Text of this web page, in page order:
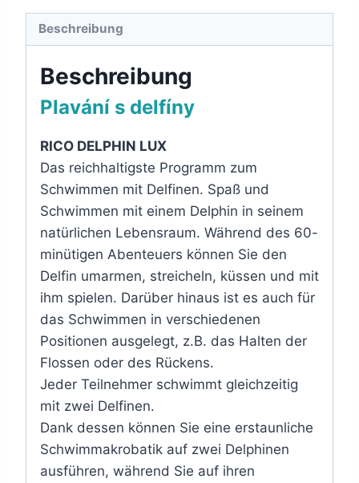
Beschreibung
Beschreibung
Plavání s delfíny
RICO DELPHIN LUX
Das reichhaltigste Programm zum
Schwimmen mit Delfinen. Spaß und
Schwimmen mit einem Delphin in seinem
natürlichen Lebensraum. Während des 60-
minütigen Abenteuers können Sie den
Delfin umarmen, streicheln, küssen und mit
ihm spielen. Darüber hinaus ist es auch für
das Schwimmen in verschiedenen
Positionen ausgelegt, z.B. das Halten der
Flossen oder des Rückens.
Jeder Teilnehmer schwimmt gleichzeitig
mit zwei Delfinen.
Dank dessen können Sie eine erstaunliche
Schwimmakrobatik auf zwei Delphinen
ausführen, während Sie auf ihren